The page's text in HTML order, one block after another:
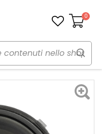
Carrello
0
mobile